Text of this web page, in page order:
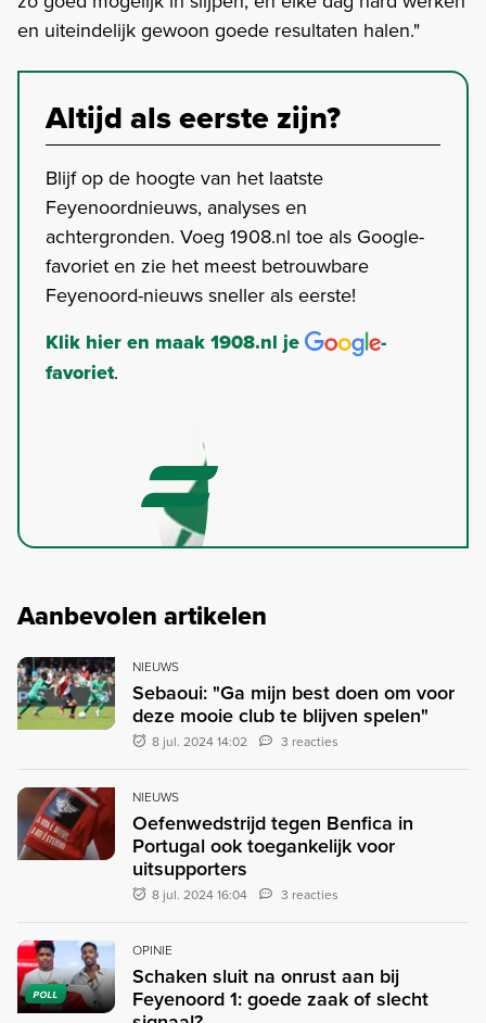
en uiteindelijk gewoon goede resultaten halen."
Altijd als eerste zijn?
Blijf op de hoogte van het laatste
Feyenoordnieuws, analyses en
achtergronden. Voeg 1908.nl toe als Google-
favoriet en zie het meest betrouwbare
Feyenoord-nieuws sneller als eerste!
Klik hier en maak 1908.nl je
-
favoriet.
Aanbevolen artikelen
NIEUWS
Sebaoui: "Ga mijn best doen om voor
deze mooie club te blijven spelen"
8 jul. 2024 14:02 3 reacties
NIEUWS
Oefenwedstrijd tegen Benfica in
Portugal ook toegankelijk voor
uitsupporters
8 jul. 2024 16:04 3 reacties
POLL
OPINIE
Schaken sluit na onrust aan bij
Feyenoord 1: goede zaak of slecht